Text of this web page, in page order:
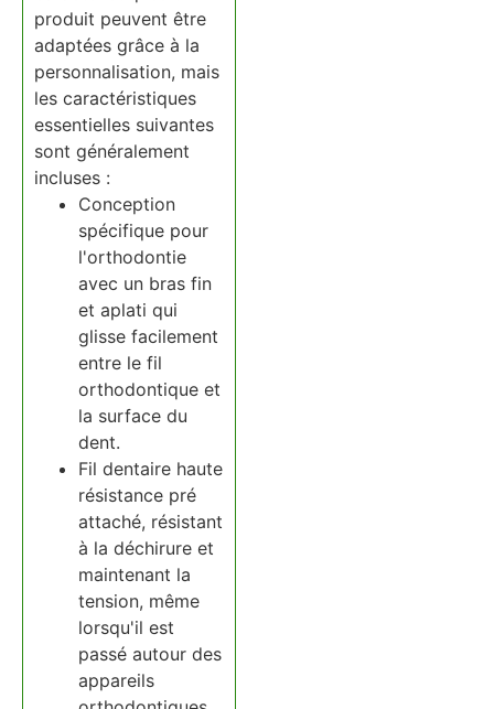
produit peuvent être
adaptées grâce à la
personnalisation, mais
les caractéristiques
essentielles suivantes
sont généralement
incluses :
Conception
spécifique pour
l'orthodontie
avec un bras fin
et aplati qui
glisse facilement
entre le fil
orthodontique et
la surface du
dent.
Fil dentaire haute
résistance pré
attaché, résistant
à la déchirure et
maintenant la
tension, même
lorsqu'il est
passé autour des
appareils